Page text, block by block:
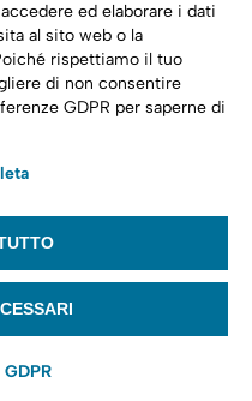
su:
07945211006 – Cap. Sociale €
Piazzale Flaminio 1/B, 00196 –
policy
ed elaborare i dati
al sito web o la
rispettiamo il tuo
di non consentire
GDPR per saperne di